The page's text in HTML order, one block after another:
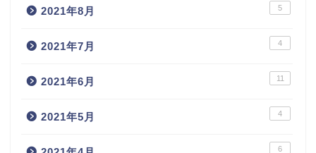
2021年8月 5
2021年7月 4
2021年6月 11
2021年5月 4
6